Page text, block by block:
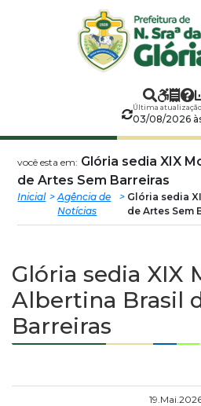
Prefeitura
Municipal
Nossa
Senhora
da
Última
03/08/2026
você esta em: Glória sedia XIX
de Artes Sem Barreiras
Inicial
Agência de
Notícias
Glória sedia
de Artes Sem
Glória sedia XIX
Albertina Brasil
Barreiras